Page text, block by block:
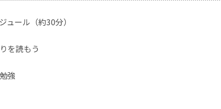
ール（約30分）
を読もう
強